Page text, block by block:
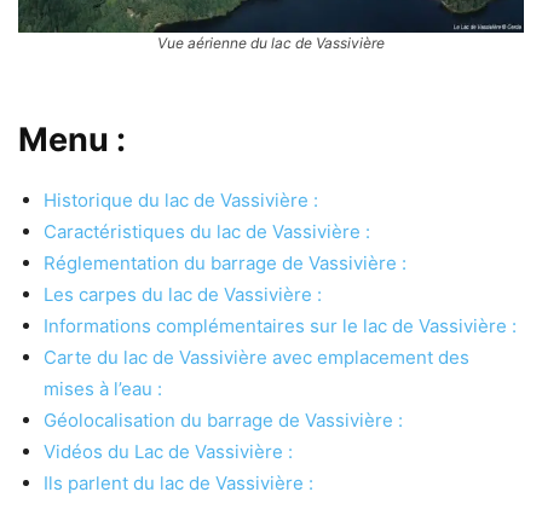
Vue aérienne du lac de Vassivière
Menu :
Historique du lac de Vassivière :
Caractéristiques du lac de Vassivière :
Réglementation du barrage de Vassivière :
Les carpes du lac de Vassivière :
Informations complémentaires sur le lac de Vassivière :
Carte du lac de Vassivière avec emplacement des
mises à l’eau :
Géolocalisation du barrage de Vassivière :
Vidéos du Lac de Vassivière :
Ils parlent du lac de Vassivière :